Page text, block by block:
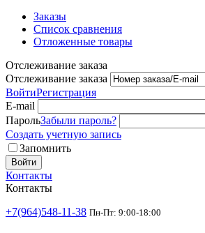
Заказы
Список сравнения
Отложенные товары
Отслеживание заказа
Отслеживание заказа
ВойтиРегистрация
E-mail
ПарольЗабыли пароль?
Создать учетную запись
Запомнить
Войти
Контакты
Контакты
+7(964)548-11-38 Пн-Пт: 9:00-18:00